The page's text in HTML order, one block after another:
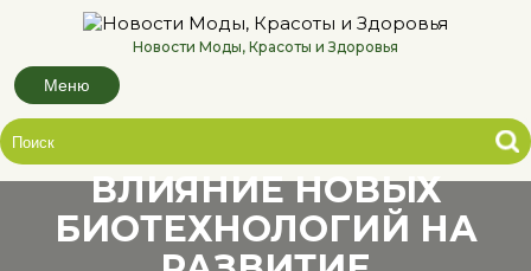
содержимомуНовости Моды, Красоты и Здоровья
Меню
ВЛИЯНИЕ НОВЫХ
БИОТЕХНОЛОГИЙ НА